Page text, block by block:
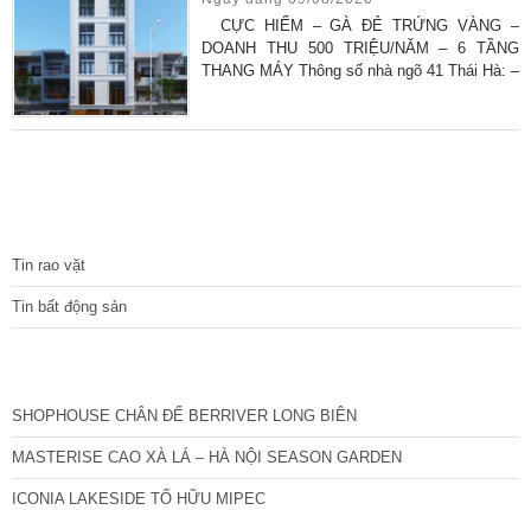
CỰC HIẾM – GÀ ĐẺ TRỨNG VÀNG –
DOANH THU 500 TRIỆU/NĂM – 6 TẦNG
THANG MÁY Thông số nhà ngõ 41 Thái Hà: –
Tin rao vặt
Tin bất động sản
SHOPHOUSE CHÂN ĐẾ BERRIVER LONG BIÊN
MASTERISE CAO XÀ LÁ – HÀ NỘI SEASON GARDEN
ICONIA LAKESIDE TỐ HỮU MIPEC